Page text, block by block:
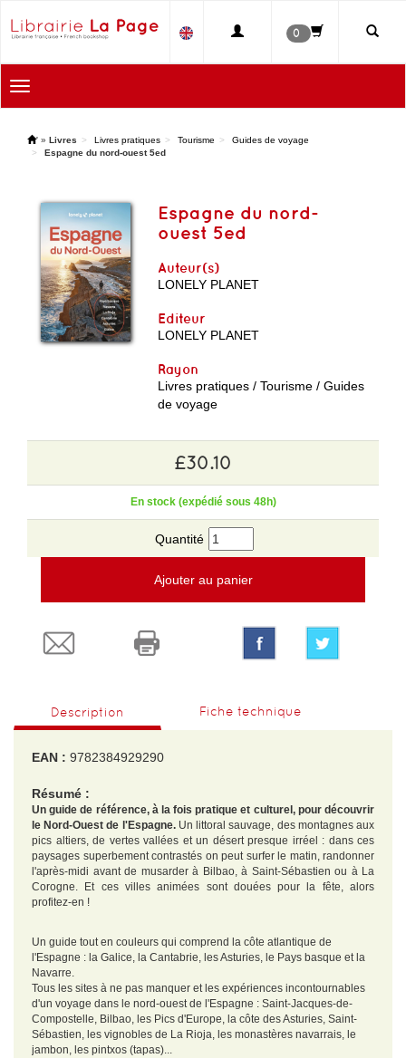
0
Toggle
navigation
' » Livres Livres pratiques Tourisme
Guides de voyage
Espagne du nord-ouest 5ed
Espagne du nord-
ouest 5ed
Auteur(s)
LONELY PLANET
Editeur
LONELY PLANET
Rayon
Livres pratiques / Tourisme / Guides
de voyage
£30.10
En stock (expédié sous 48h)
Quantité
Ajouter au panier
Description Fiche technique
EAN : 9782384929290
Résumé :
Un guide de référence, à la fois pratique et culturel, pour découvrir
le Nord-Ouest de l'Espagne. Un littoral sauvage, des montagnes aux
pics altiers, de vertes vallées et un désert presque irréel : dans ces
paysages superbement contrastés on peut surfer le matin, randonner
l'après-midi avant de musarder à Bilbao, à Saint-Sébastien ou à La
Corogne. Et ces villes animées sont douées pour la fête, alors
profitez-en !
Un guide tout en couleurs qui comprend la côte atlantique de
l'Espagne : la Galice, la Cantabrie, les Asturies, le Pays basque et la
Navarre.
Tous les sites à ne pas manquer et les expériences incontournables
d'un voyage dans le nord-ouest de l'Espagne : Saint-Jacques-de-
Compostelle, Bilbao, les Pics d'Europe, la côte des Asturies, Saint-
Sébastien, les vignobles de La Rioja, les monastères navarrais, le
jambon, les pintxos (tapas)...